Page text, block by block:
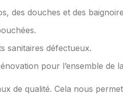
des douches et des
sanitaires défectueux.
pour l’ensemble de
de qualité. Cela nous